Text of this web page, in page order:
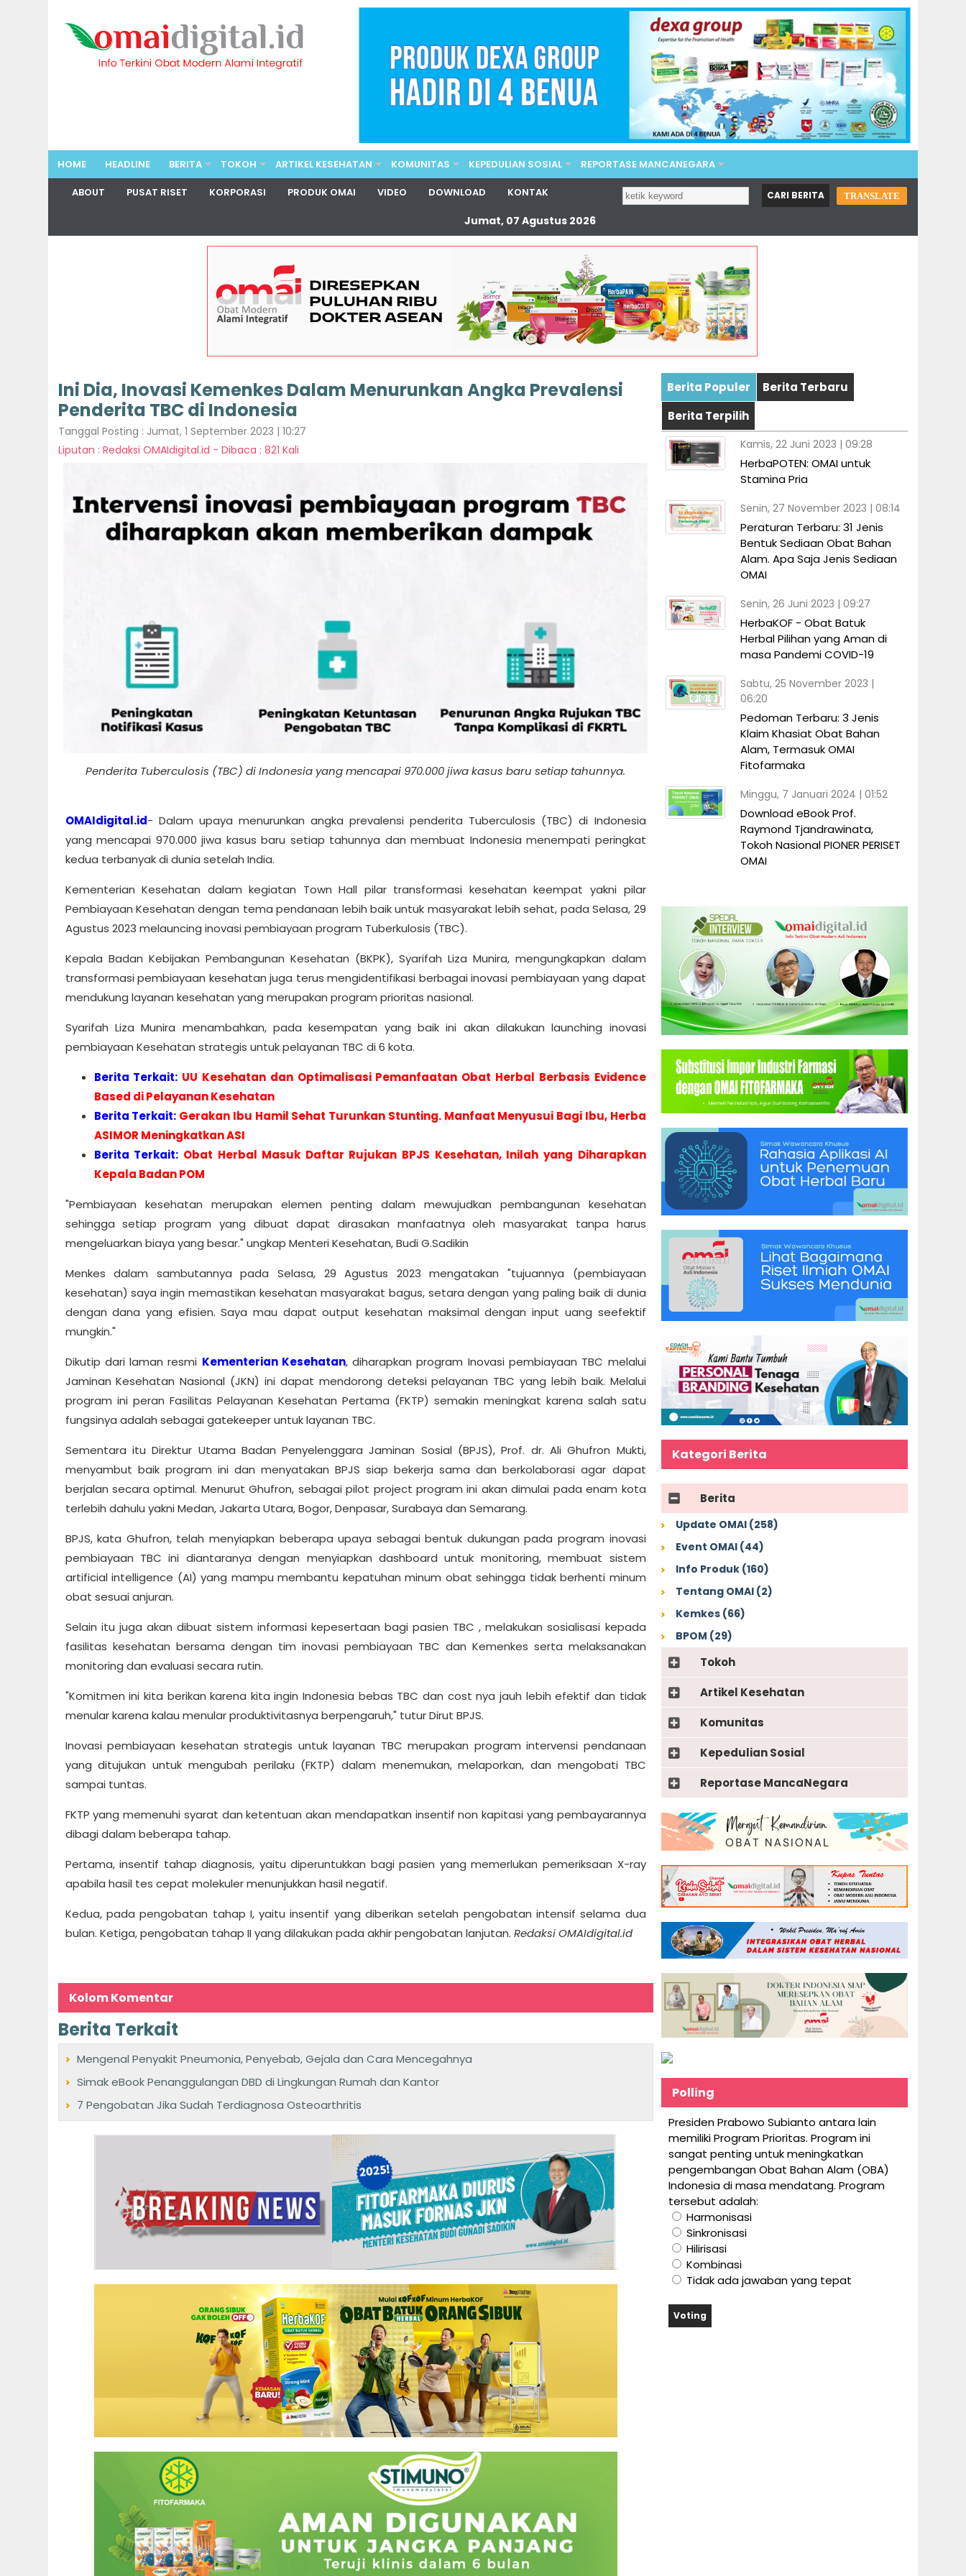
HOME HEADLINE BERITA TOKOH ARTIKEL KESEHATAN KOMUNITAS KEPEDULIAN SOSIAL REPORTASE MANCANEGARA
ABOUT PUSAT RISET KORPORASI PRODUK OMAI VIDEO DOWNLOAD KONTAK TRANSLATE
Jumat, 07 Agustus 2026
Ini Dia, Inovasi Kemenkes Dalam Menurunkan Angka Prevalensi
Penderita TBC di Indonesia
Tanggal Posting : Jumat, 1 September 2023 | 10:27
Liputan : Redaksi OMAIdigital.id - Dibaca : 821 Kali
Penderita Tuberculosis (TBC) di Indonesia yang mencapai 970.000 jiwa kasus baru setiap tahunnya.
OMAIdigital.id- Dalam upaya menurunkan angka prevalensi penderita Tuberculosis (TBC) di Indonesia
yang mencapai 970.000 jiwa kasus baru setiap tahunnya dan membuat Indonesia menempati peringkat
kedua terbanyak di dunia setelah India.
Kementerian Kesehatan dalam kegiatan Town Hall pilar transformasi kesehatan keempat yakni pilar
Pembiayaan Kesehatan dengan tema pendanaan lebih baik untuk masyarakat lebih sehat, pada Selasa, 29
Agustus 2023 melauncing inovasi pembiayaan program Tuberkulosis (TBC).
Kepala Badan Kebijakan Pembangunan Kesehatan (BKPK), Syarifah Liza Munira, mengungkapkan dalam
transformasi pembiayaan kesehatan juga terus mengidentifikasi berbagai inovasi pembiayaan yang dapat
mendukung layanan kesehatan yang merupakan program prioritas nasional.
Syarifah Liza Munira menambahkan, pada kesempatan yang baik ini akan dilakukan launching inovasi
pembiayaan Kesehatan strategis untuk pelayanan TBC di 6 kota.
Berita Terkait: UU Kesehatan dan Optimalisasi Pemanfaatan Obat Herbal Berbasis Evidence
Based di Pelayanan Kesehatan
Berita Terkait: Gerakan Ibu Hamil Sehat Turunkan Stunting. Manfaat Menyusui Bagi Ibu, Herba
ASIMOR Meningkatkan ASI
Berita Terkait: Obat Herbal Masuk Daftar Rujukan BPJS Kesehatan, Inilah yang Diharapkan
Kepala Badan POM
"Pembiayaan kesehatan merupakan elemen penting dalam mewujudkan pembangunan kesehatan
sehingga setiap program yang dibuat dapat dirasakan manfaatnya oleh masyarakat tanpa harus
mengeluarkan biaya yang besar." ungkap Menteri Kesehatan, Budi G.Sadikin
Menkes dalam sambutannya pada Selasa, 29 Agustus 2023 mengatakan "tujuannya (pembiayaan
kesehatan) saya ingin memastikan kesehatan masyarakat bagus, setara dengan yang paling baik di dunia
dengan dana yang efisien. Saya mau dapat output kesehatan maksimal dengan input uang seefektif
mungkin."
Dikutip dari laman resmi Kementerian Kesehatan, diharapkan program Inovasi pembiayaan TBC melalui
Jaminan Kesehatan Nasional (JKN) ini dapat mendorong deteksi pelayanan TBC yang lebih baik. Melalui
program ini peran Fasilitas Pelayanan Kesehatan Pertama (FKTP) semakin meningkat karena salah satu
fungsinya adalah sebagai gatekeeper untuk layanan TBC.
Sementara itu Direktur Utama Badan Penyelenggara Jaminan Sosial (BPJS), Prof. dr. Ali Ghufron Mukti,
menyambut baik program ini dan menyatakan BPJS siap bekerja sama dan berkolaborasi agar dapat
berjalan secara optimal. Menurut Ghufron, sebagai pilot project program ini akan dimulai pada enam kota
terlebih dahulu yakni Medan, Jakarta Utara, Bogor, Denpasar, Surabaya dan Semarang.
BPJS, kata Ghufron, telah menyiapkan beberapa upaya sebagai bentuk dukungan pada program inovasi
pembiayaan TBC ini diantaranya dengan menyiapkan dashboard untuk monitoring, membuat sistem
artificial intelligence (AI) yang mampu membantu kepatuhan minum obat sehingga tidak berhenti minum
obat sesuai anjuran.
Selain itu juga akan dibuat sistem informasi kepesertaan bagi pasien TBC , melakukan sosialisasi kepada
fasilitas kesehatan bersama dengan tim inovasi pembiayaan TBC dan Kemenkes serta melaksanakan
monitoring dan evaluasi secara rutin.
"Komitmen ini kita berikan karena kita ingin Indonesia bebas TBC dan cost nya jauh lebih efektif dan tidak
menular karena kalau menular produktivitasnya berpengaruh," tutur Dirut BPJS.
Inovasi pembiayaan kesehatan strategis untuk layanan TBC merupakan program intervensi pendanaan
yang ditujukan untuk mengubah perilaku (FKTP) dalam menemukan, melaporkan, dan mengobati TBC
sampai tuntas.
FKTP yang memenuhi syarat dan ketentuan akan mendapatkan insentif non kapitasi yang pembayarannya
dibagi dalam beberapa tahap.
Pertama, insentif tahap diagnosis, yaitu diperuntukkan bagi pasien yang memerlukan pemeriksaan X-ray
apabila hasil tes cepat molekuler menunjukkan hasil negatif.
Kedua, pada pengobatan tahap I, yaitu insentif yang diberikan setelah pengobatan intensif selama dua
bulan. Ketiga, pengobatan tahap II yang dilakukan pada akhir pengobatan lanjutan. Redaksi OMAIdigital.id
Kolom Komentar
Berita Terkait
Mengenal Penyakit Pneumonia, Penyebab, Gejala dan Cara Mencegahnya
Simak eBook Penanggulangan DBD di Lingkungan Rumah dan Kantor
7 Pengobatan Jika Sudah Terdiagnosa Osteoarthritis
Berita Populer
Berita Terbaru
Berita Terpilih
Kamis, 22 Juni 2023 | 09:28
HerbaPOTEN: OMAI untuk
Stamina Pria
Senin, 27 November 2023 | 08:14
Peraturan Terbaru: 31 Jenis
Bentuk Sediaan Obat Bahan
Alam. Apa Saja Jenis Sediaan
OMAI
Senin, 26 Juni 2023 | 09:27
HerbaKOF - Obat Batuk
Herbal Pilihan yang Aman di
masa Pandemi COVID-19
Sabtu, 25 November 2023 |
06:20
Pedoman Terbaru: 3 Jenis
Klaim Khasiat Obat Bahan
Alam, Termasuk OMAI
Fitofarmaka
Minggu, 7 Januari 2024 | 01:52
Download eBook Prof.
Raymond Tjandrawinata,
Tokoh Nasional PIONER PERISET
OMAI
Kategori Berita
Berita
Update OMAI (258)
Event OMAI (44)
Info Produk (160)
Tentang OMAI (2)
Kemkes (66)
BPOM (29)
Tokoh
Artikel Kesehatan
Komunitas
Kepedulian Sosial
Reportase MancaNegara
Polling
Presiden Prabowo Subianto antara lain
memiliki Program Prioritas. Program ini
sangat penting untuk meningkatkan
pengembangan Obat Bahan Alam (OBA)
Indonesia di masa mendatang. Program
tersebut adalah:
Harmonisasi
Sinkronisasi
Hilirisasi
Kombinasi
Tidak ada jawaban yang tepat